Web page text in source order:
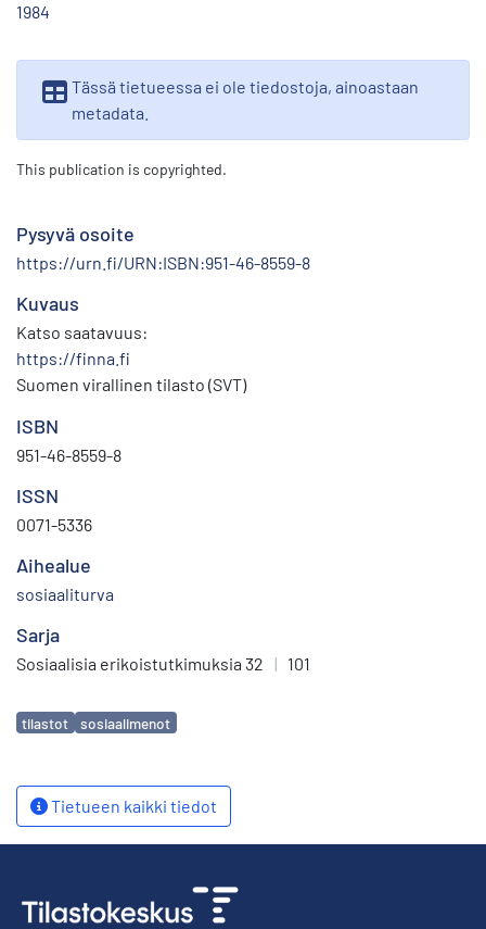
1984
Tässä tietueessa ei ole tiedostoja, ainoastaan
metadata.
This publication is copyrighted.
Pysyvä osoite
https://urn.fi/URN:ISBN:951-46-8559-8
Kuvaus
Katso saatavuus:
https://finna.fi
Suomen virallinen tilasto (SVT)
ISBN
951-46-8559-8
ISSN
0071-5336
Aihealue
sosiaaliturva
Sarja
Sosiaalisia erikoistutkimuksia 32 | 101
Avainsanat
tilastot sosiaalimenot
Tietueen kaikki tiedot